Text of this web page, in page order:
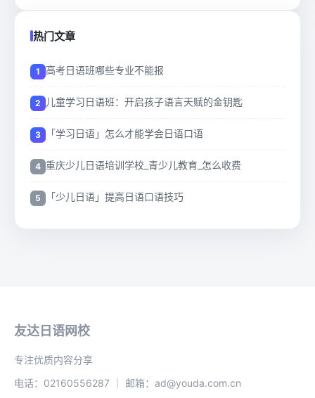
热门文章
高考日语班哪些专业不能报
儿童学习日语班：开启孩子语言天赋的金钥匙
「学习日语」怎么才能学会日语口语
重庆少儿日语培训学校_青少儿教育_怎么收费
「少儿日语」提高日语口语技巧
友达日语网校
专注优质内容分享
电话：02160556287 ｜ 邮箱：ad@youda.com.cn